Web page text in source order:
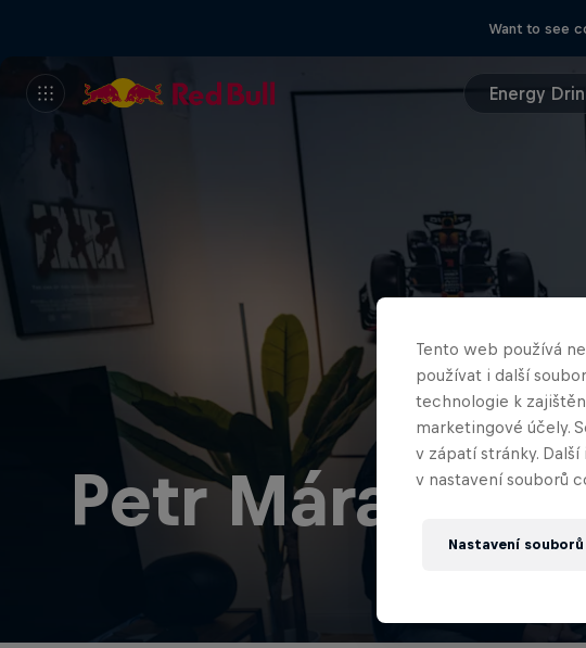
Want to see
Energy
Petr Mára &
Tento web používá
používat i další
technologie k
marketingové účely.
v zápatí stránky.
v nastavení souborů
Nastavení